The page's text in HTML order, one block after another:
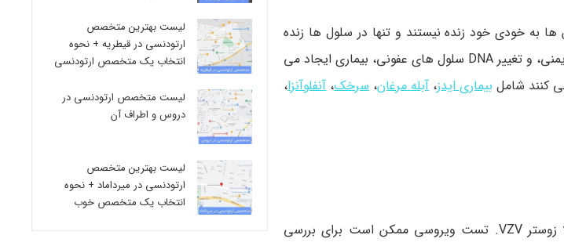
خودی خود زنده نیستند و تنها در سلول ها زنده
بدن فعالیت دارند. ویروس ها با تخریب و آسیب سلول ها در زمینه عفونت، آسیب سیستم ایمنی، و تغییر DNA سلول های عفونی، بیماری ایجاد می
کنند شامل بیماری ایدز، آبله مرغان، سرخک، آنفلوآنزا،
آبله مرغان. علت آن انواعی از ویروس های خانواده ی هرپس است شامل واریسلا زوستر VZV. تست ویروسی ممکن است برای بررسی
لیست بهترین متخصص
ارتودنسی در قیطریه + نحوه
انتخاب یک متخصص ارتودنسی
لیست متخصص ارتودنسی در
دروس و اطراف آن
لیست بهترین متخصص
ارتودنسی در میرداماد + نحوه
انتخاب یک متخصص خوب